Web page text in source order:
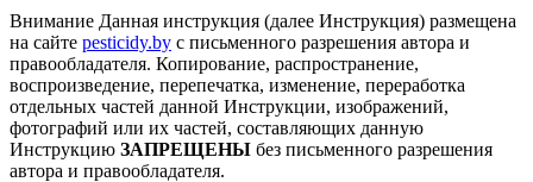
Внимание Данная инструкция (далее Инструкция) размещена
на сайте pesticidy.by с письменного разрешения автора и
правообладателя. Копирование, распространение,
воспроизведение, перепечатка, изменение, переработка
отдельных частей данной Инструкции, изображений,
фотографий или их частей, составляющих данную
Инструкцию ЗАПРЕЩЕНЫ без письменного разрешения
автора и правообладателя.